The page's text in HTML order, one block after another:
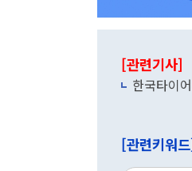
[관련기사]
한국타이
[관련키워